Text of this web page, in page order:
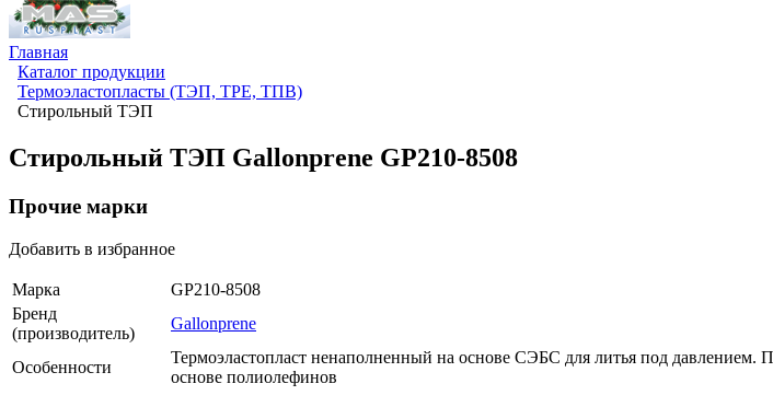
Главная
Каталог продукции
Термоэластопласты (ТЭП, TPE, ТПВ)
Стирольный ТЭП
Стирольный ТЭП Gallonprene GP210-8508
Прочие марки
Добавить в избранное
Марка
GP210-8508
Бренд
(производитель)
Gallonprene
Особенности
Термоэластопласт ненаполненный на основе СЭБС для литья под
основе полиолефинов